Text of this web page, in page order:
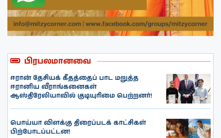
பிரபலமானவை
ஈரான் தேசியக் கீதத்தைப் பாட மறுத்த
ஈரானிய வீராங்கனைகள்
ஆஸ்திரேலியாவில் குடியுரிமை பெற்றனர்!
பொய்யா விளக்கு திரைப்படக் காட்சிகள்
பிற்போடப்பட்டன!